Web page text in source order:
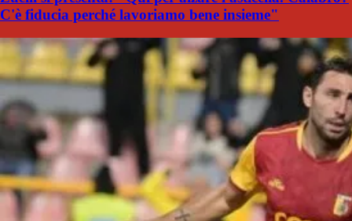
C'è fiducia perché lavoriamo bene insieme"